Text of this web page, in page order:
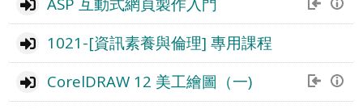
1021-[資訊素養與倫理] 專用課程
CorelDRAW 12 美工繪圖（一)